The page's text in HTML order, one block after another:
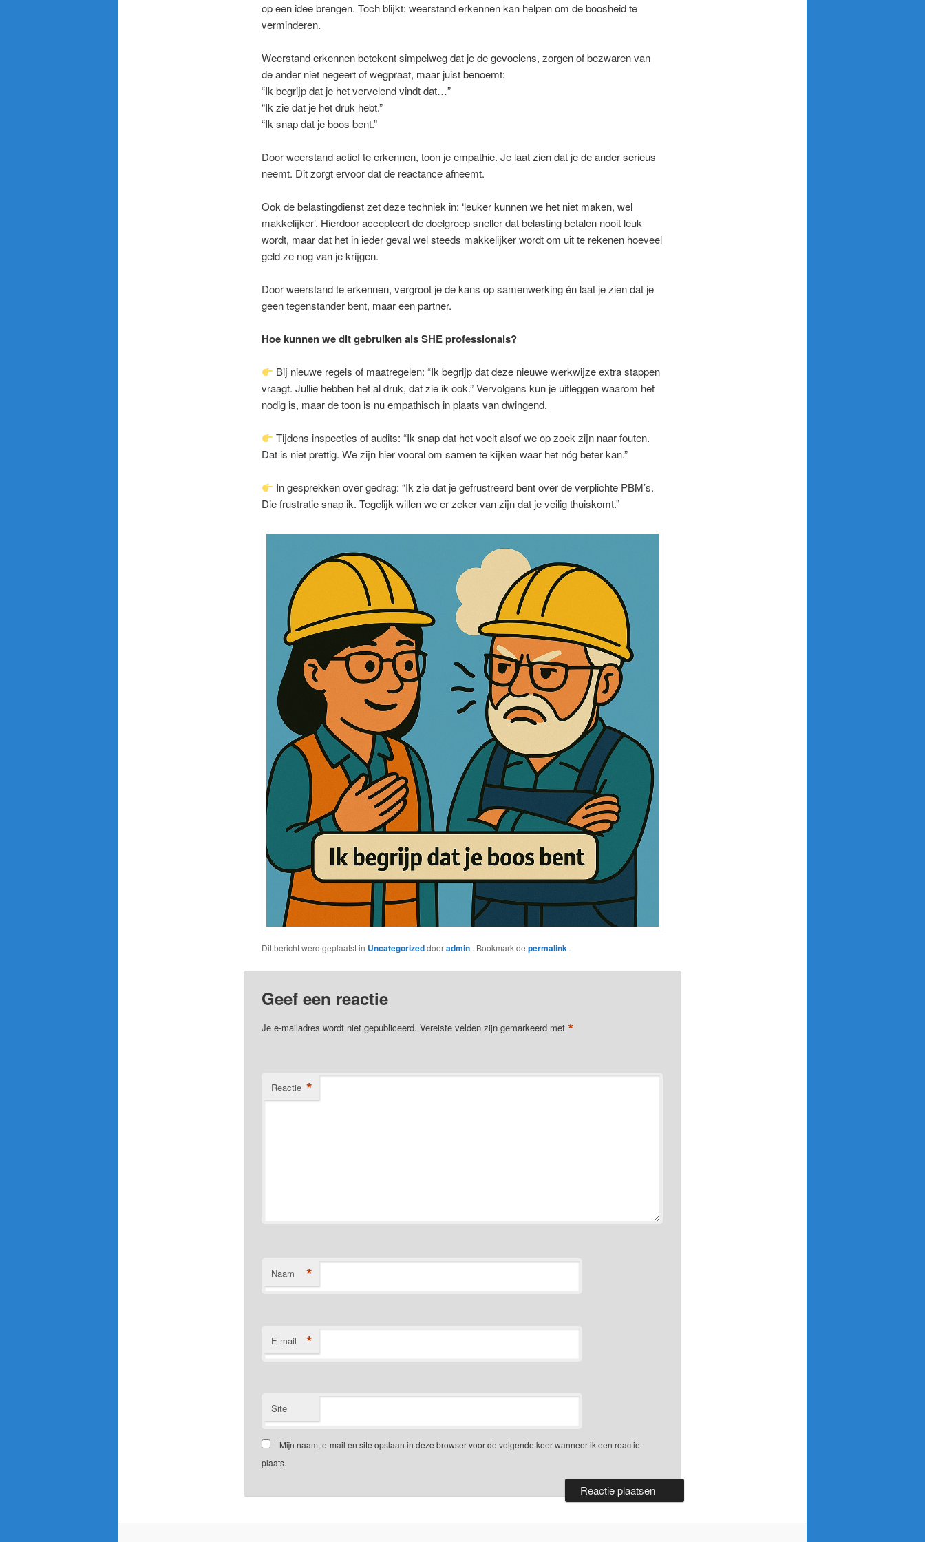
op een idee brengen. Toch blijkt: weerstand erkennen kan helpen om de boosheid te
verminderen.
Weerstand erkennen betekent simpelweg dat je de gevoelens, zorgen of bezwaren van
de ander niet negeert of wegpraat, maar juist benoemt:
“Ik begrijp dat je het vervelend vindt dat…”
“Ik zie dat je het druk hebt.”
“Ik snap dat je boos bent.”
Door weerstand actief te erkennen, toon je empathie. Je laat zien dat je de ander serieus
neemt. Dit zorgt ervoor dat de reactance afneemt.
Ook de belastingdienst zet deze techniek in: ‘leuker kunnen we het niet maken, wel
makkelijker’. Hierdoor accepteert de doelgroep sneller dat belasting betalen nooit leuk
wordt, maar dat het in ieder geval wel steeds makkelijker wordt om uit te rekenen hoeveel
geld ze nog van je krijgen.
Door weerstand te erkennen, vergroot je de kans op samenwerking én laat je zien dat je
geen tegenstander bent, maar een partner.
Hoe kunnen we dit gebruiken als SHE professionals?
Bij nieuwe regels of maatregelen: “Ik begrijp dat deze nieuwe werkwijze extra stappen
vraagt. Jullie hebben het al druk, dat zie ik ook.” Vervolgens kun je uitleggen waarom het
nodig is, maar de toon is nu empathisch in plaats van dwingend.
Tijdens inspecties of audits: “Ik snap dat het voelt alsof we op zoek zijn naar fouten.
Dat is niet prettig. We zijn hier vooral om samen te kijken waar het nóg beter kan.”
In gesprekken over gedrag: “Ik zie dat je gefrustreerd bent over de verplichte PBM’s.
Die frustratie snap ik. Tegelijk willen we er zeker van zijn dat je veilig thuiskomt.”
Dit bericht werd geplaatst in Uncategorizeddooradmin . Bookmark de permalink .
Geef een reactie
Je e-mailadres wordt niet gepubliceerd. Vereiste velden zijn gemarkeerd met *
Reactie *
Naam *
E-mail *
Site
Mijn naam, e-mail en site opslaan in deze browser voor de volgende keer wanneer ik een reactie
plaats.